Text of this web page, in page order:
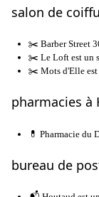
salon de
✂️ Barber Street
✂️ Le Loft est un
✂️ Mots d'Elle est
pharmacies à
💊 Pharmacie du
bureau de